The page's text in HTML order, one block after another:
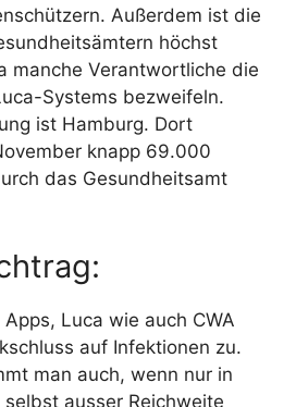
Außerdem ist die
höchst
manche Verantwortliche die
Systems bezweifeln.
ist Hamburg. Dort
knapp 69.000
das Gesundheitsamt
Luca wie auch CWA
auf Infektionen zu.
man auch, wenn nur in
ausser Reichweite